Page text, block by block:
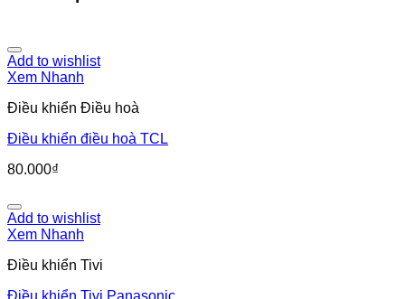
Add to wishlist
Xem Nhanh
Điều khiển Điều hoà
Điều khiển điều hoà TCL
80.000₫
Add to wishlist
Xem Nhanh
Điều khiển Tivi